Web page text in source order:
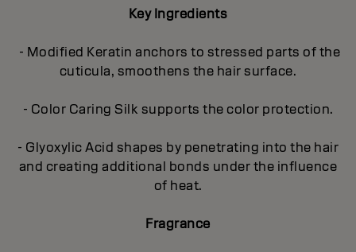
Key Ingredients
- Modified Keratin anchors to stressed parts of the
cuticula, smoothens the hair surface.
- Color Caring Silk supports the color protection.
- Glyoxylic Acid shapes by penetrating into the hair
and creating additional bonds under the influence
of heat.
Fragrance